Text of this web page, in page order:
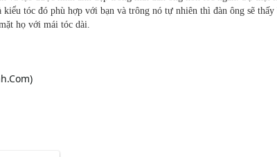
tóc đó phù hợp với bạn và trông nó tự nhiên thì đàn ông sẽ thấy
họ với mái tóc dài.